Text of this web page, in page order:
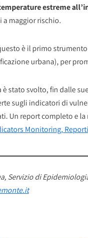
estreme
maggior rischio.
è il primo
urbana), per
è stato svolto, fin dalle
sugli indicatori di
Un report completo e
Monitoring,
Servizio di